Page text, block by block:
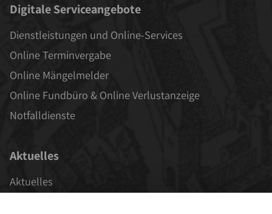
Digitale Serviceangebote
Dienstleistungen und Online-Services
Online Terminvergabe
Online Mängelmelder
Online Fundbüro & Online Verlustanzeige
Notfalldienste
Aktuelles
Aktuelles